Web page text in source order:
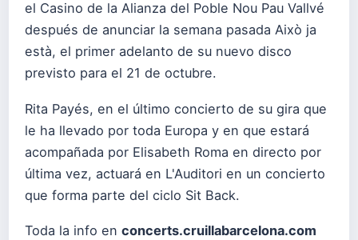
el Casino de la Alianza del Poble Nou Pau Vallvé
después de anunciar la semana pasada Això ja
està, el primer adelanto de su nuevo disco
previsto para el 21 de octubre.
Rita Payés, en el último concierto de su gira que
le ha llevado por toda Europa y en que estará
acompañada por Elisabeth Roma en directo por
última vez, actuará en L'Auditori en un concierto
que forma parte del ciclo Sit Back.
Toda la info en concerts.cruillabarcelona.com